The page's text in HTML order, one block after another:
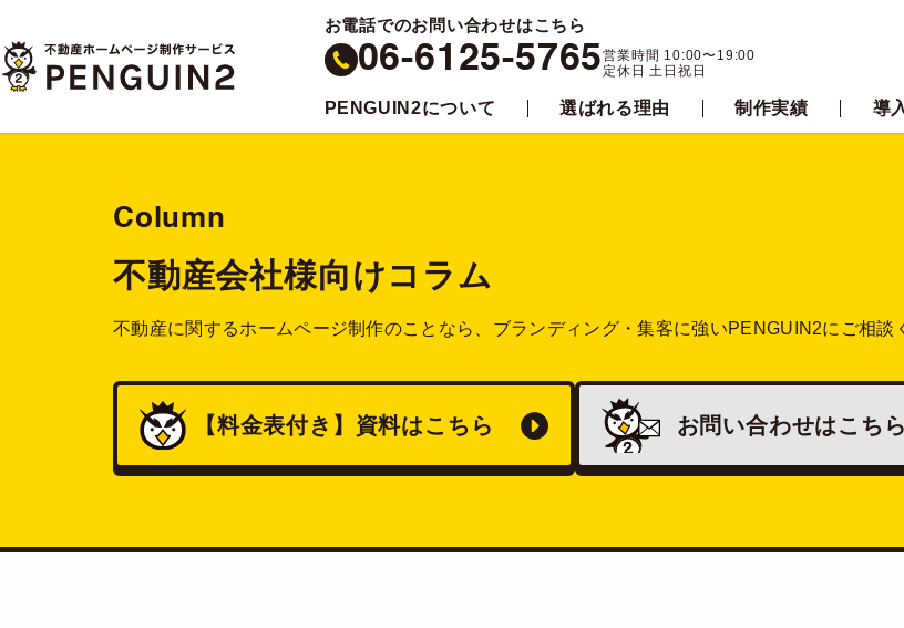
お電話でのお問い合わせはこちら
06-6125-5765営業時間 10:00〜19:00
定休日 土日祝日
PENGUIN2について 選ばれる理由 制作実績 導
Column
不動産会社様向けコラム
不動産に関するホームページ制作のことなら、 ブランディング・集客に強いPENGUIN2にご相談
【料金表付き】 資料はこちら お問い合わせはこちら